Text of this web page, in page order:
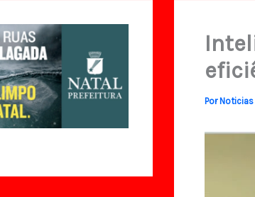
PorNoticias